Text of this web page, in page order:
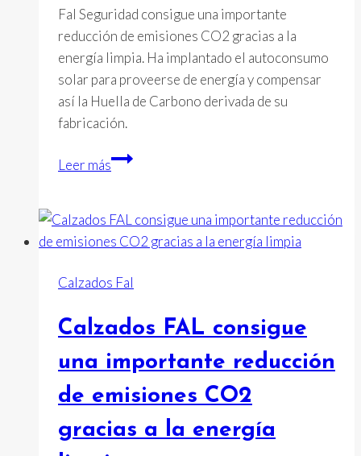
realización
de
su
actividad
Fal Seguridad consigue una importante
reducción de emisiones CO2 gracias a la
energía limpia. Ha implantado el autoconsumo
solar para proveerse de energía y compensar
así la Huella de Carbono derivada de su
fabricación.
Leer másFal
las
emisiones
Calzados Fal
Calzados FAL consigue
una importante reducción
de emisiones CO2
gracias a la energía